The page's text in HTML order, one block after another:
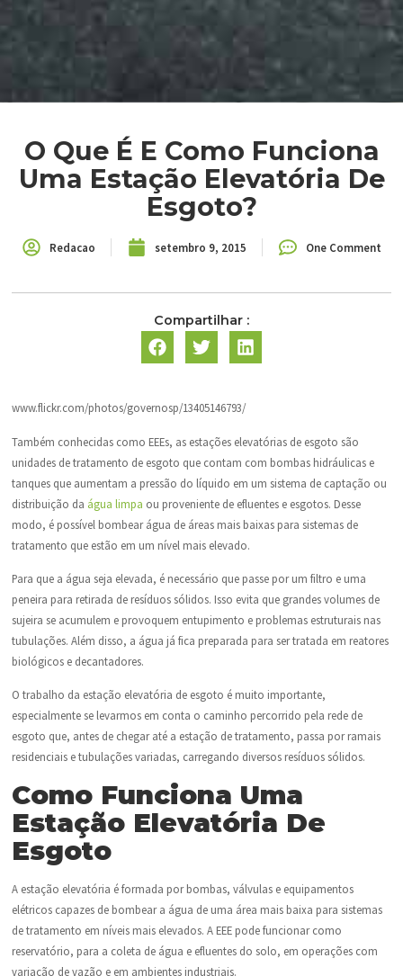
O Que É E Como Funciona
Uma Estação Elevatória De
Esgoto?
Redacao setembro 9, 2015 One Comment
Compartilhar :
www.flickr.com/photos/governosp/13405146793/
Também conhecidas como EEEs, as estações elevatórias de esgoto são
unidades de tratamento de esgoto que contam com bombas hidráulicas e
tanques que aumentam a pressão do líquido em um sistema de captação ou
distribuição da água limpa ou proveniente de efluentes e esgotos. Desse
modo, é possível bombear água de áreas mais baixas para sistemas de
tratamento que estão em um nível mais elevado.
Para que a água seja elevada, é necessário que passe por um filtro e uma
peneira para retirada de resíduos sólidos. Isso evita que grandes volumes de
sujeira se acumulem e provoquem entupimento e problemas estruturais nas
tubulações. Além disso, a água já fica preparada para ser tratada em reatores
biológicos e decantadores.
O trabalho da estação elevatória de esgoto é muito importante,
especialmente se levarmos em conta o caminho percorrido pela rede de
esgoto que, antes de chegar até a estação de tratamento, passa por ramais
residenciais e tubulações variadas, carregando diversos resíduos sólidos.
Como Funciona Uma
Estação Elevatória De
Esgoto
A estação elevatória é formada por bombas, válvulas e equipamentos
elétricos capazes de bombear a água de uma área mais baixa para sistemas
de tratamento em níveis mais elevados. A EEE pode funcionar como
reservatório, para a coleta de água e efluentes do solo, em operações com
variação de vazão e em ambientes industriais.